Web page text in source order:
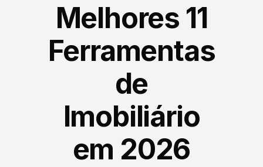
Melhores 11
Ferramentas
de
Imobiliário
em 2026